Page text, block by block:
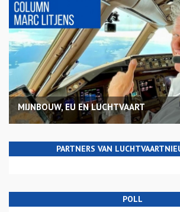
MIJNBOUW, EU EN LUCHTVAART
PARTNERS VAN
POLL